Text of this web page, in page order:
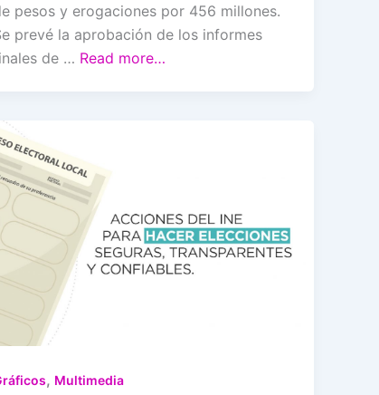
pesos y erogaciones por 456 millones.
prevé la aprobación de los informes
de … Read more…
, Multimedia